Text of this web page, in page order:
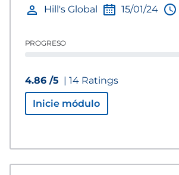
Hill's Global 15/01/24
PROGRESO
4.86 /5 | 14 Ratings
Inicie módulo